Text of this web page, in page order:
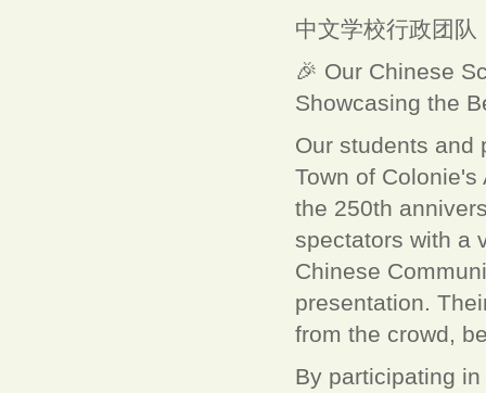
中文学校行政团队
🎉 Our Chinese
Showcasing the
Our students and
Town of
the 250th
spectators with a
Chinese
presentation.
from the crowd,
By participating